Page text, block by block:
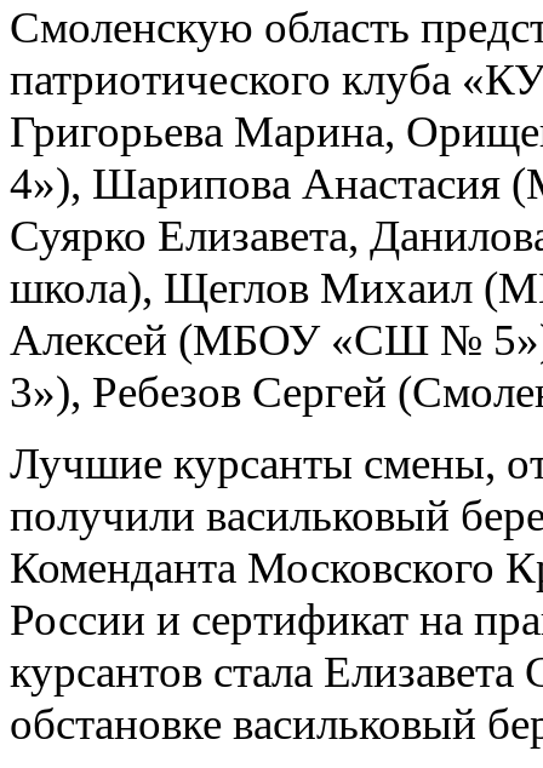
Смоленскую область
патриотического клуба
Григорьева Марина,
4»), Шарипова
Суярко Елизавета,
школа), Щеглов Михаил
Алексей (МБОУ «СШ №
3»), Ребезов Сергей
Лучшие курсанты смены,
получили васильковый
Коменданта Московского
России и сертификат на
курсантов стала
обстановке васильковый